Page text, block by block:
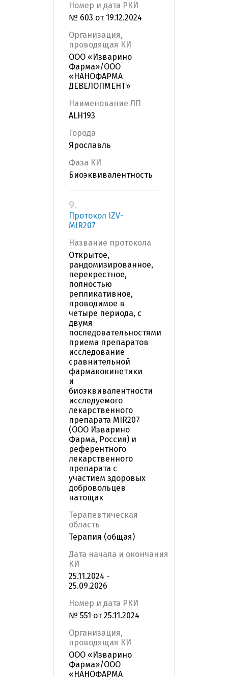
Номер и дата РКИ
№ 603 от 19.12.2024
Организация,
проводящая КИ
ООО «Изварино
Фарма»/ООО
«НАНОФАРМА
ДЕВЕЛОПМЕНТ»
Наименование ЛП
ALH193
Города
Ярославль
Фаза КИ
Биоэквивалентность
9.
Протокол IZV-
MIR207
Название протокола
Открытое,
рандомизированное,
перекрестное,
полностью
репликативное,
проводимое в
четыре периода, с
двумя
последовательностями
приема препаратов
исследование
сравнительной
фармакокинетики
и
биоэквивалентности
исследуемого
лекарственного
препарата MIR207
(ООО Изварино
Фарма, Россия) и
референтного
лекарственного
препарата с
участием здоровых
добровольцев
натощак
Терапевтическая
область
Терапия (общая)
Дата начала и окончания
КИ
25.11.2024 -
25.09.2026
Номер и дата РКИ
№ 551 от 25.11.2024
Организация,
проводящая КИ
ООО «Изварино
Фарма»/ООО
«НАНОФАРМА